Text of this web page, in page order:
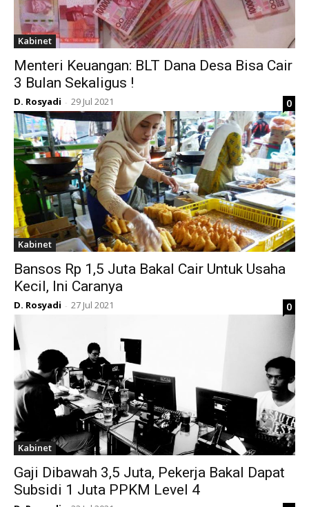
Kabinet
Menteri Keuangan: BLT Dana Desa Bisa Cair
3 Bulan Sekaligus !
D. Rosyadi - 29 Jul 2021 0
Kabinet
Bansos Rp 1,5 Juta Bakal Cair Untuk Usaha
Kecil, Ini Caranya
D. Rosyadi - 27 Jul 2021 0
Kabinet
Gaji Dibawah 3,5 Juta, Pekerja Bakal Dapat
Subsidi 1 Juta PPKM Level 4